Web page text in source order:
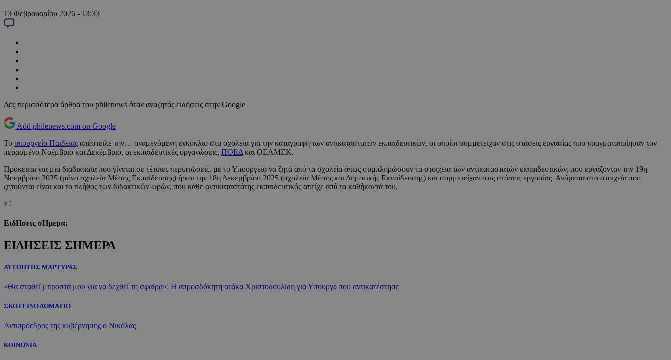
13 Φεβρουαρίου 2026 - 13:33
Δες περισσότερα άρθρα του philenews όταν αναζητάς ειδήσεις στην Google
Add philenews.com on Google
Το υπουργείο Παιδείας απέστειλε την… αναμενόμενη εγκύκλιο στα σχολεία για την καταγραφή των αντικαταστατών εκπαιδευτικών, οι οποίοι συμμετείχαν στις στάσεις εργασίας που πραγματοποίησαν τον
περασμένο Νοέμβριο και Δεκέμβριο, οι εκπαιδευτικές οργανώσεις, ΠΟΕΔκαι ΟΕΛΜΕΚ.
Πρόκειται για μια διαδικασία που γίνεται σε τέτοιες περιπτώσεις, με το Υπουργείο να ζητά από τα σχολεία όπως συμπληρώσουν τα στοιχεία των αντικαταστατών εκπαιδευτικών, που εργάζονταν την 19η
Νοεμβρίου 2025 (μόνο σχολεία Μέσης Εκπαίδευσης) ή/και την 18η Δεκεμβρίου 2025 (σχολεία Μέσης και Δημοτικής Εκπαίδευσης) και συμμετείχαν στις στάσεις εργασίας. Ανάμεσα στα στοιχεία που
ζητούνται είναι και το πλήθος των διδακτικών ωρών, που κάθε αντικαταστάτης εκπαιδευτικός απείχε από τα καθήκοντά του.
Ε!
ΕιδΗσεις σΗμερα:
ΕΙΔΗΣΕΙΣ ΣΗΜΕΡΑ
ΑΥΤΟΠΤΗΣ ΜΑΡΤΥΡΑΣ
«Θα σταθεί μπροστά μου για να δεχθεί τη σφαίρα»: Η απροσδόκητη ατάκα Χριστοδουλίδη για Υπουργό που αντικατέστησε
ΣΚΟΤΕΙΝΟ ΔΩΜΑΤΙΟ
Αντιπρόεδρος της κυβέρνησης ο Νικόλας
ΚΟΙΝΩΝΙΑ